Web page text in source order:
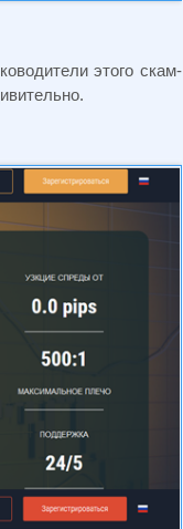
этого скам-